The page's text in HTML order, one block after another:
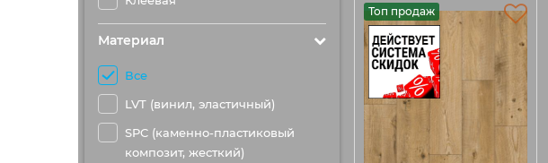
Материал
Все
LVT (винил, эластичный)
SPC (каменно-пластиковый
композит, жесткий)
Топ продаж